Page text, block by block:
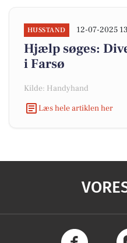
HUSSTAND 12-07-2025
Hjælp søges:
i Farsø
Kilde: Handyhand
Læs hele artiklen her